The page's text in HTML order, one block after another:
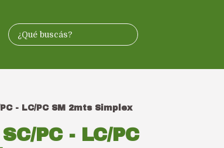
- LC/PC SM 2mts Simplex
PC - LC/PC